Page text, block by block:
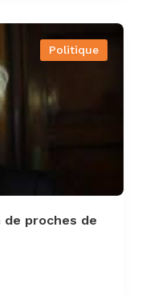
Politique
proches de